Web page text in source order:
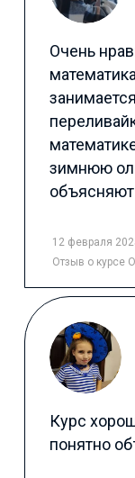
Очень
зимнюю
12 февраля
Отзыв о курсе
Курс
понятно